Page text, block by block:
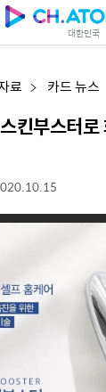
대한민국
료 카드 뉴스
킨부스터로